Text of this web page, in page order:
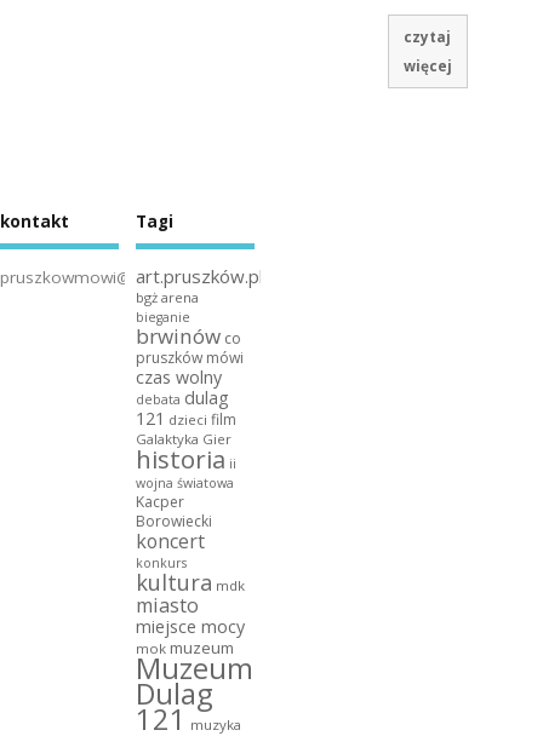
czytaj
więcej
kontakt
pruszkowmowi@gmail.com
Tagi
art.pruszków.pl
bgż arena
bieganie
brwinów co
pruszków mówi
czas wolny
debata dulag
121 dzieci film
Galaktyka Gier
historia ii
wojna światowa
Kacper
Borowiecki
koncert
konkurs
kultura mdk
miasto
miejsce mocy
mok muzeum
Muzeum
Dulag
121 muzyka